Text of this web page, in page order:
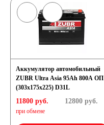
Аккумулятор автомобильный
ZUBR Ultra Asia 95Ah 800A ОП
(303x175x225) D31L
11800 руб.
при обмене
12800руб.